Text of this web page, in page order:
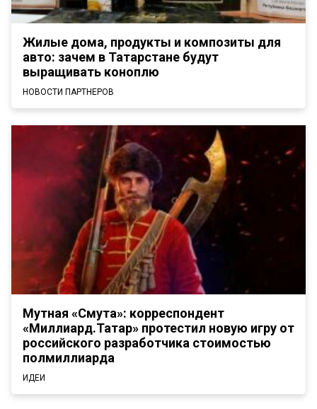
Жилые дома, продукты и композиты для
авто: зачем в Татарстане будут
выращивать коноплю
НОВОСТИ ПАРТНЕРОВ
Мутная «Смута»: корреспондент
«Миллиард.Татар» протестил новую игру от
российского разработчика стоимостью
полмиллиарда
ИДЕИ